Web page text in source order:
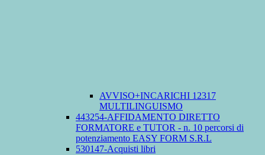
AVVISO+INCARICHI 12317
MULTILINGUISMO
443254-AFFIDAMENTO DIRETTO
FORMATORE e TUTOR - n. 10 percorsi di
potenziamento EASY FORM S.R.L
530147-Acquisti libri